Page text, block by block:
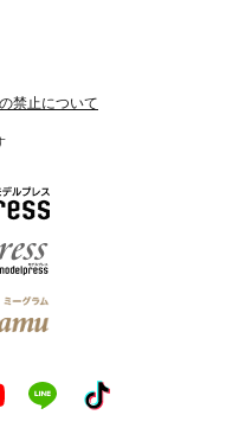
禁止について